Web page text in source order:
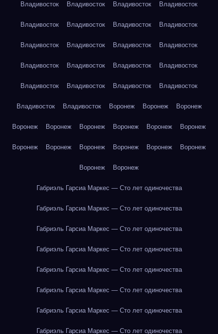
Владивосток Владивосток Владивосток Владивосток
Владивосток Владивосток Владивосток Владивосток
Владивосток Владивосток Владивосток Владивосток
Владивосток Владивосток Владивосток Владивосток
Владивосток Владивосток Владивосток Владивосток
Владивосток Владивосток Воронеж Воронеж Воронеж
Воронеж Воронеж Воронеж Воронеж Воронеж Воронеж
Воронеж Воронеж Воронеж Воронеж Воронеж Воронеж
Воронеж Воронеж
Габриэль Гарсиа Маркес — Сто лет одиночества
Габриэль Гарсиа Маркес — Сто лет одиночества
Габриэль Гарсиа Маркес — Сто лет одиночества
Габриэль Гарсиа Маркес — Сто лет одиночества
Габриэль Гарсиа Маркес — Сто лет одиночества
Габриэль Гарсиа Маркес — Сто лет одиночества
Габриэль Гарсиа Маркес — Сто лет одиночества
Габриэль Гарсиа Маркес — Сто лет одиночества